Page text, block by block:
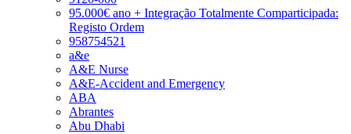
95.000€ ano + Integração Totalmente Comparticipada:
Registo Ordem
958754521
a&e
A&E Nurse
A&E-Accident and Emergency
ABA
Abrantes
Abu Dhabi